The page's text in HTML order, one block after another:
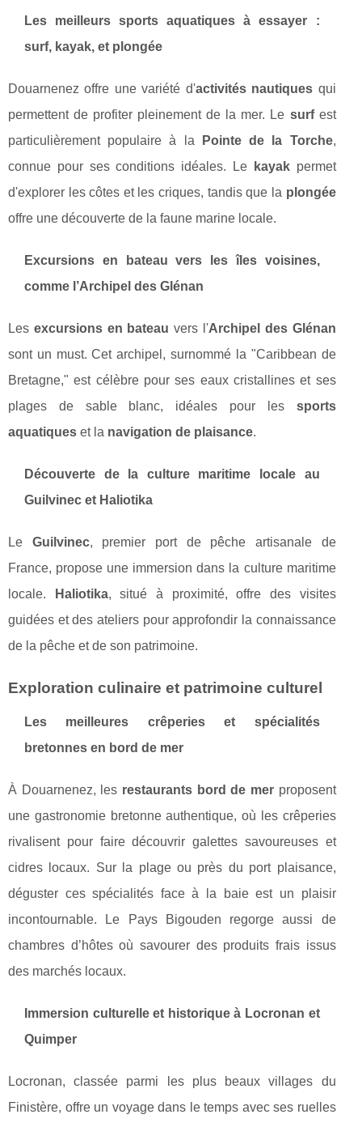
Les meilleurs sports aquatiques à essayer :
surf, kayak, et plongée
Douarnenez offre une variété d'activités nautiques qui
permettent de profiter pleinement de la mer. Le surfest
particulièrement populaire à la
Pointe de la Torche,
connue pour ses conditions idéales. Le
kayakpermet
d'explorer les côtes et les criques, tandis que la plongée
offre une découverte de la faune marine locale.
Excursions en bateau vers les îles voisines,
comme l’Archipel des Glénan
Les excursions en bateau vers l'Archipel des Glénan
sont un must. Cet archipel, surnommé la "Caribbean de
Bretagne," est célèbre pour ses eaux cristallines et ses
plages de sable blanc, idéales pour les sports
aquatiques et la navigation de plaisance.
Découverte de la culture maritime locale au
Guilvinec et Haliotika
Le Guilvinec, premier port de pêche artisanale de
France, propose une immersion dans la culture maritime
locale.
Haliotika, situé à proximité, offre des visites
guidées et des ateliers pour approfondir la connaissance
de la pêche et de son patrimoine.
Exploration culinaire et patrimoine culturel
Les meilleures crêperies et spécialités
bretonnes en bord de mer
À Douarnenez, les restaurants bord de merproposent
une gastronomie bretonne authentique, où les crêperies
rivalisent pour faire découvrir galettes savoureuses et
cidres locaux. Sur la plage ou près du port plaisance,
déguster ces spécialités face à la baie est un plaisir
incontournable. Le Pays Bigouden regorge aussi de
chambres d’hôtes où savourer des produits frais issus
des marchés locaux.
Immersion culturelle et historique à Locronan et
Quimper
Locronan, classée parmi les plus beaux villages du
Finistère, offre un voyage dans le temps avec ses ruelles